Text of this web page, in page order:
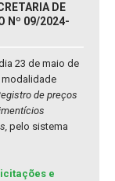
DE
Nº 09/2024-
23 de maio de
modalidade
de preços
pelo sistema
e